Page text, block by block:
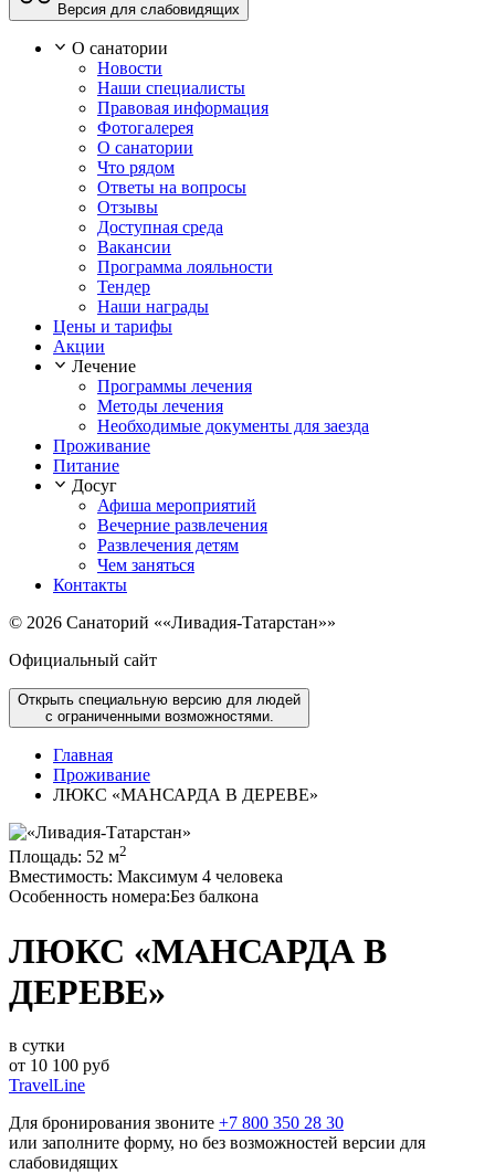
Версия для слабовидящих
О санатории
Новости
Наши специалисты
Правовая информация
Фотогалерея
О санатории
Что рядом
Ответы на вопросы
Отзывы
Доступная среда
Вакансии
Программа лояльности
Тендер
Наши награды
Цены и тарифы
Акции
Лечение
Программы лечения
Методы лечения
Необходимые документы для заезда
Проживание
Питание
Досуг
Афиша мероприятий
Вечерние развлечения
Развлечения детям
Чем заняться
Контакты
© 2026 Санаторий ««Ливадия-Татарстан»»
Официальный сайт
Открыть специальную версию для людей
с ограниченными возможностями.
Главная
Проживание
ЛЮКС «МАНСАРДА В ДЕРЕВЕ»
Площадь: 52 м2
Вместимость: Максимум 4 человека
Особенность номера:Без балкона
ЛЮКС «МАНСАРДА В
ДЕРЕВЕ»
в сутки
от 10 100 руб
TravelLine
Для бронирования звоните +7 800 350 28 30
или заполните форму, но без возможностей версии для
слабовидящих